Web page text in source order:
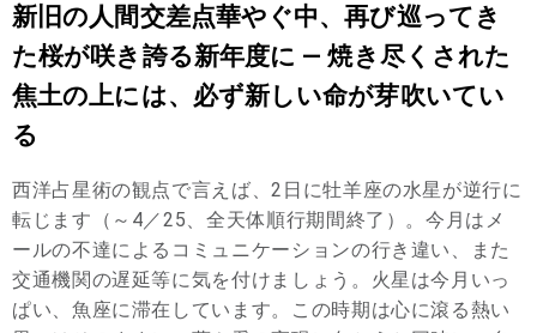
新旧の人間交差点華やぐ中、再び巡ってき
た桜が咲き誇る新年度に — 焼き尽くされた
焦土の上には、必ず新しい命が芽吹いてい
る
西洋占星術の観点で言えば、2日に牡羊座の水星が逆行に
転じます（～4／25、全天体順行期間終了）。今月はメ
ールの不達によるコミュニケーションの行き違い、また
交通機関の遅延等に気を付けましょう。火星は今月いっ
ぱい、魚座に滞在しています。この時期は心に滾る熱い